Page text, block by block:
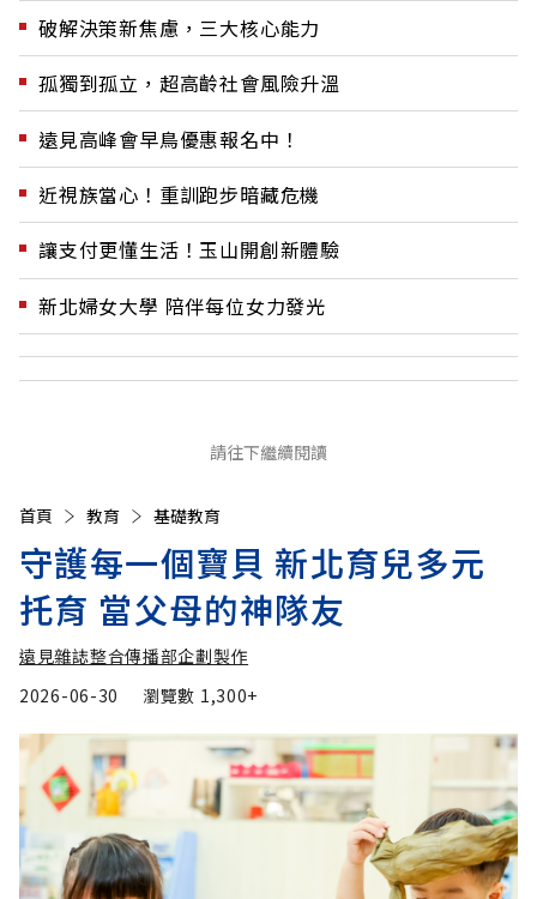
破解決策新焦慮，三大核心能力
孤獨到孤立，超高齡社會風險升溫
遠見高峰會早鳥優惠報名中！
近視族當心！重訓跑步暗藏危機
讓支付更懂生活！玉山開創新體驗
新北婦女大學 陪伴每位女力發光
請往下繼續閱讀
首頁 教育 基礎教育
守護每一個寶貝 新北育兒多元
托育 當父母的神隊友
遠見雜誌整合傳播部企劃製作
2026-06-30
瀏覽數 1,300+